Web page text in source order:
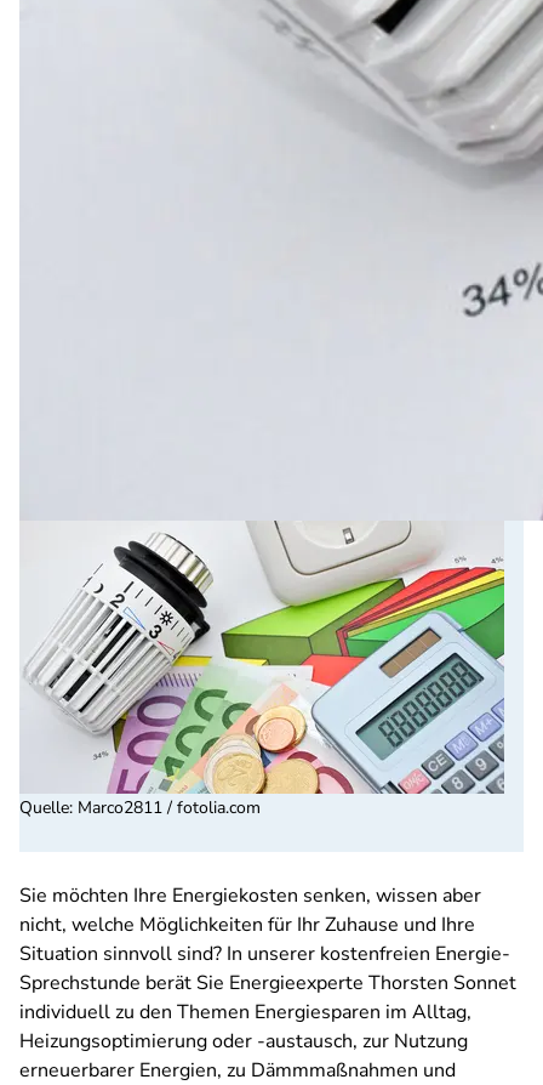
Quelle: Marco2811 / fotolia.com
Sie möchten Ihre Energiekosten senken, wissen aber
nicht, welche Möglichkeiten für Ihr Zuhause und Ihre
Situation sinnvoll sind? In unserer kostenfreien Energie-
Sprechstunde berät Sie Energieexperte Thorsten Sonnet
individuell zu den Themen Energiesparen im Alltag,
Heizungsoptimierung oder -austausch, zur Nutzung
erneuerbarer Energien, zu Dämmmaßnahmen und